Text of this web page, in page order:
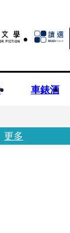
車錶酒
崩
更多